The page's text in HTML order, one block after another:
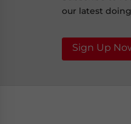
our latest
Sign Up